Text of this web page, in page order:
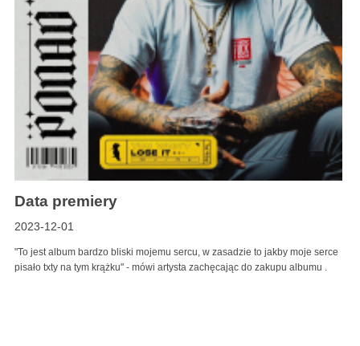
Data premiery
2023-12-01
"To jest album bardzo bliski mojemu sercu, w zasadzie to jakby moje serce
pisało txty na tym krążku" - mówi artysta zachęcając do zakupu albumu .